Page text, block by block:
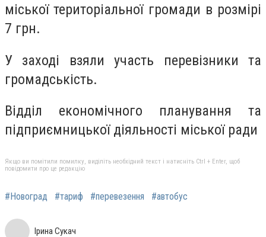
міської територіальної громади в розмірі
7 грн.
У заході взяли участь перевізники та
громадськість.
Відділ економічного планування та
підприємницької діяльності міської ради
Якщо ви помітили помилку, виділіть необхідний текст і натисніть Ctrl + Enter, щоб
повідомити про це редакцію
#Новоград #тариф #перевезення #автобус
Ірина Сукач